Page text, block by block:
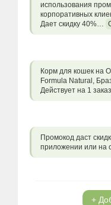
использования
корпоративных
Дает скидку 40%…
Корм для кошек на
Formula Natural,
Действует на 1
Промокод даст
приложении или на
+